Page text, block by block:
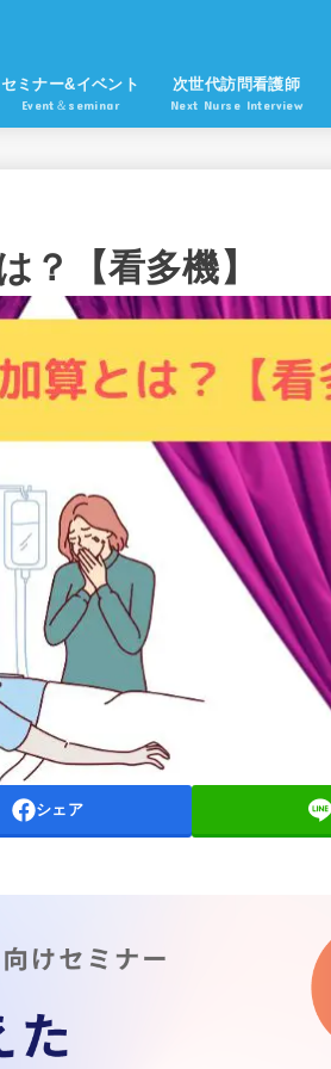
セミナー&イベント
Event＆seminar
次世代訪問看護師
Next Nurse Interview
？【看多機】
シェア